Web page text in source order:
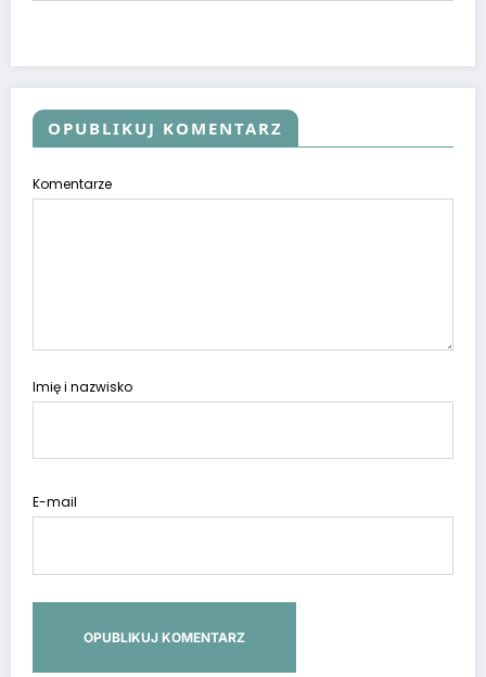
OPUBLIKUJ KOMENTARZ
Komentarze
Imię i nazwisko
E-mail